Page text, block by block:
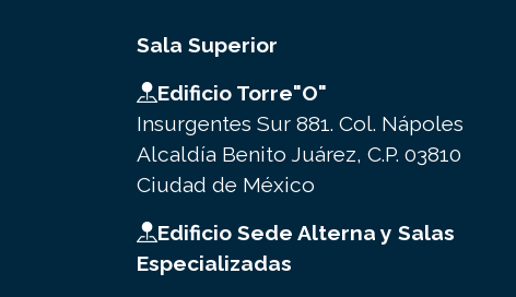
Sala Superior
Edificio Torre"O"
Insurgentes Sur 881. Col. Nápoles
Alcaldía Benito Juárez, C.P. 03810
Ciudad de México
Edificio Sede Alterna y Salas
Especializadas